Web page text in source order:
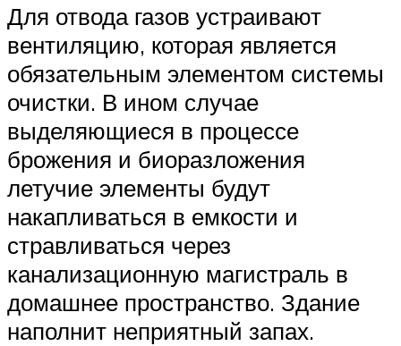
Для отвода газов устраивают
вентиляцию, которая является
обязательным элементом системы
очистки. В ином случае
выделяющиеся в процессе
брожения и биоразложения
летучие элементы будут
накапливаться в емкости и
стравливаться через
канализационную магистраль в
домашнее пространство. Здание
наполнит неприятный запах.